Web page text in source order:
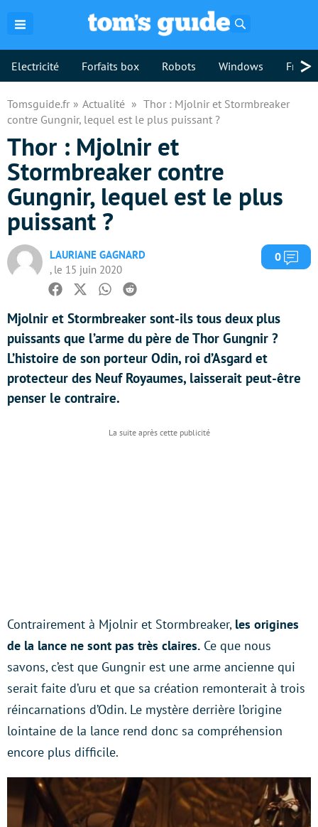
Electricité Forfaits box Robots Windows >
Tomsguide.fr Actualité
Thor : Mjolnir et Stormbreaker
contre Gungnir, lequel est le plus puissant ?
Thor : Mjolnir et
Stormbreaker contre
Gungnir, lequel est le plus
puissant ?
LAURIANE GAGNARD
, le 15 juin 2020
0
Facebook
TwitterWhatsapp
Reddit
Mjolnir et Stormbreaker sont-ils tous deux plus
puissants que l’arme du père de Thor Gungnir ?
L’histoire de son porteur Odin, roi d’Asgard et
protecteur des Neuf Royaumes, laisserait peut-être
penser le contraire.
Contrairement à Mjolnir et Stormbreaker, les origines
de la lance ne sont pas très claires. Ce que nous
savons, c’est que Gungnir est une arme ancienne qui
serait faite d’uru et que sa création remonterait à trois
réincarnations d’Odin. Le mystère derrière l’origine
lointaine de la lance rend donc sa compréhension
encore plus difficile.